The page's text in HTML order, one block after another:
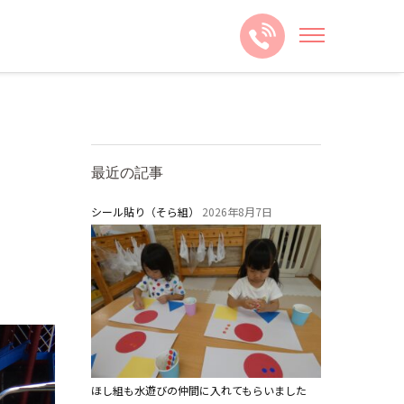
最近の記事
シール貼り（そら組） 2026年8月7日
ほし組も水遊びの仲間に入れてもらいました